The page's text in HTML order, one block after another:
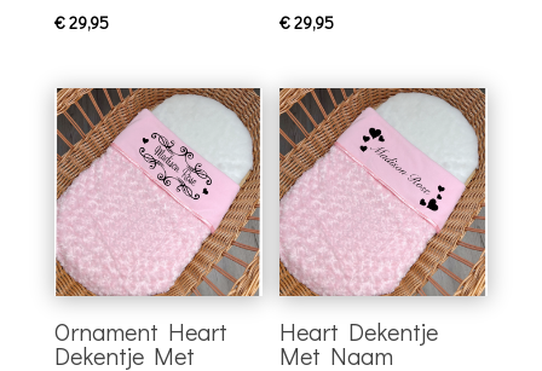
€29,95 €29,95
Ornament Heart
Dekentje Met
Heart Dekentje
Met Naam